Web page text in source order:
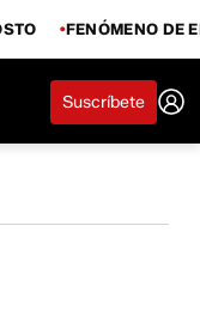
FENÓMENO DE
Suscríbete